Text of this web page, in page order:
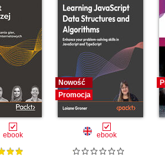
ebook
Nowość
Promocja
ebook